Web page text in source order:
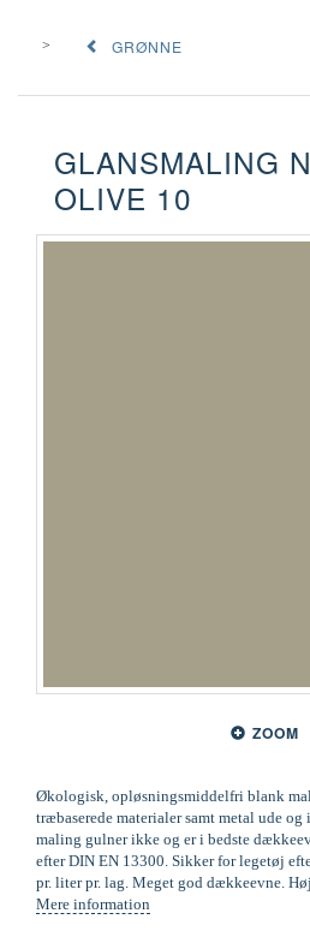
GRØNNE
GLANSMALING
OLIVE 10
ZOOM
Økologisk, opløsningsmiddelfri blank
træbaserede materialer samt metal ude
maling gulner ikke og er i bedste
efter DIN EN 13300. Sikker for legetøj
pr. liter pr. lag. Meget god dækkeevne.
Mere information